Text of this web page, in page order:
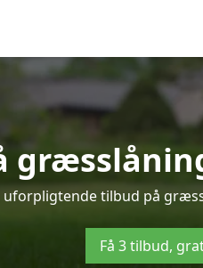
tilbud på
Få 3 tilbud,